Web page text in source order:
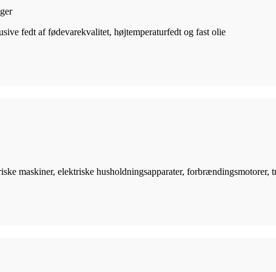
fedt af fødevarekvalitet, højtemperaturfedt og fast olie
maskiner, elektriske husholdningsapparater, forbrændingsmotorer,